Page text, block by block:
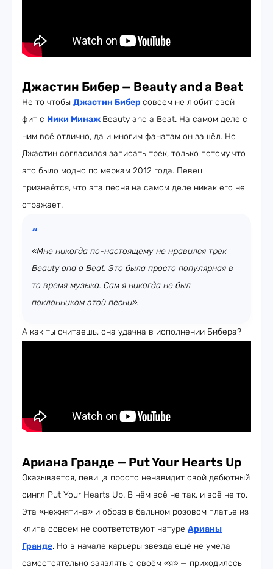
Джастин Бибер — Beauty and a Beat
Не то чтобы Джастин Бибер совсем не любит свой
фит с Ники Минаж Beauty and a Beat. На самом деле с
ним всё отлично, да и многим фанатам он зашёл. Но
Джастин согласился записать трек, только потому что
это было модно по меркам 2012 года. Певец
признаётся, что эта песня на самом деле никак его не
отражает.
«Мне никогда по-настоящему не нравился трек
Beauty and a Beat. Это была просто популярная в
то время музыка. Сам я никогда не был
поклонником этой песни».
А как ты считаешь, она удачна в исполнении Бибера?
Ариана Гранде — Put Your Hearts Up
Оказывается, певица просто ненавидит свой дебютный
сингл Put Your Hearts Up. В нём всё не так, и всё не то.
Эта «нежнятина» и образ в бальном розовом платье из
клипа совсем не соответствуют натуре Арианы
Гранде. Но в начале карьеры звезда ещё не умела
самостоятельно заявлять о своём «я» — приходилось